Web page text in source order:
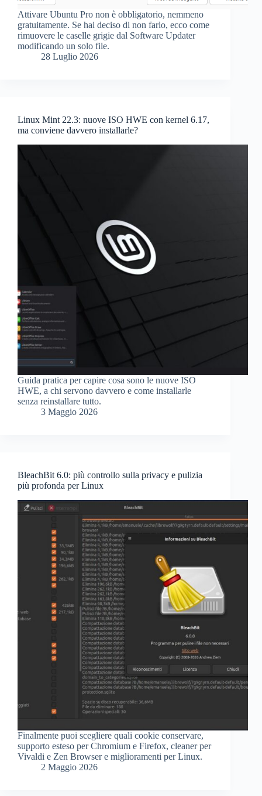
Attivare Ubuntu Pro non è obbligatorio, nemmeno
gratuitamente. Se hai deciso di non farlo, ecco come
rimuovere le caselle grigie dal Software Updater
modificando un solo file.
28 Luglio 2026
Linux Mint 22.3: nuove ISO HWE con kernel 6.17,
ma conviene davvero installarle?
Guida pratica per capire cosa sono le nuove ISO
HWE, a chi servono davvero e come installarle
senza reinstallare tutto.
3 Maggio 2026
BleachBit 6.0: più controllo sulla privacy e pulizia
più profonda per Linux
Finalmente puoi scegliere quali cookie conservare,
supporto esteso per Chromium e Firefox, cleaner per
Vivaldi e Zen Browser e miglioramenti per Linux.
2 Maggio 2026